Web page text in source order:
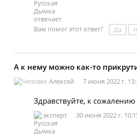
Вам помог этот ответ? Да
А к нему можно как-то
Алексей 7 июня 2022 г.
Здравствуйте, к сожалению
эксперт 30 июня 2022 г.